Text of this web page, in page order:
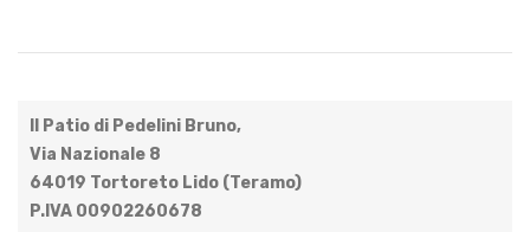
Il Patio di Pedelini Bruno,
Via Nazionale 8
64019 Tortoreto Lido (Teramo)
P.IVA 00902260678